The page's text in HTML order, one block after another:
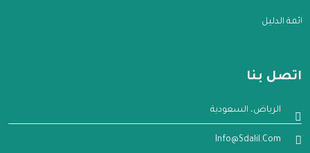
قائمة الدليل
اتصل بنا
الرياض، السعودية
Info@sdalil.com